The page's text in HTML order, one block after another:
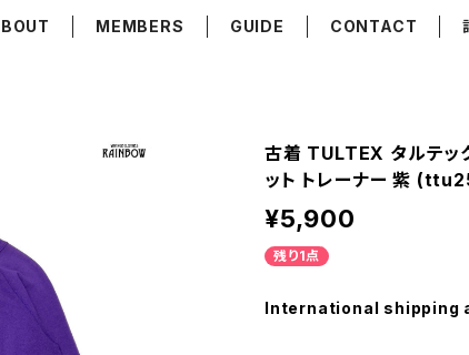
MEMBERS GUIDE CONTACT
古着 TULTEX タルテッ
ット トレーナー 紫
¥5,900
残り1点
International shipping